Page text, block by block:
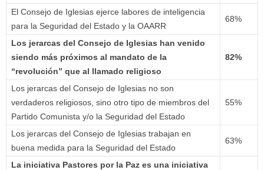
El Consejo de Iglesias ejerce labores de inteligencia
para la Seguridad del Estado y la OAARR
68%
Los jerarcas del Consejo de Iglesias han venido
siendo más próximos al mandato de la
“revolución” que al llamado religioso
82%
Los jerarcas del Consejo de Iglesias no son
verdaderos religiosos, sino otro tipo de miembros del
Partido Comunista y/o la Seguridad del Estado
55%
Los jerarcas del Consejo de Iglesias trabajan en
buena medida para la Seguridad del Estado
63%
La iniciativa Pastores por la Paz es una iniciativa